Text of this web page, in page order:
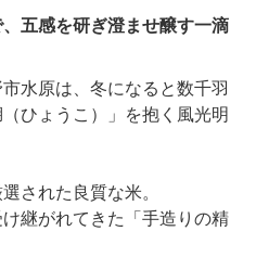
五感を研ぎ澄ませ醸す一滴
水原は、冬になると数千羽
ひょうこ）」を抱く風光明
された良質な米。
継がれてきた「手造りの精